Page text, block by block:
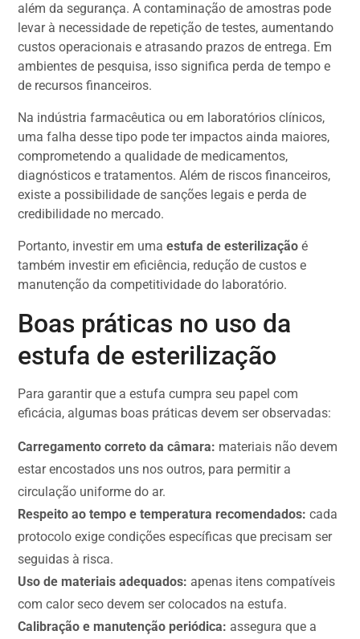
além da segurança. A contaminação de amostras pode
levar à necessidade de repetição de testes, aumentando
custos operacionais e atrasando prazos de entrega. Em
ambientes de pesquisa, isso significa perda de tempo e
de recursos financeiros.
Na indústria farmacêutica ou em laboratórios clínicos,
uma falha desse tipo pode ter impactos ainda maiores,
comprometendo a qualidade de medicamentos,
diagnósticos e tratamentos. Além de riscos financeiros,
existe a possibilidade de sanções legais e perda de
credibilidade no mercado.
Portanto, investir em umaestufa de esterilização é
também investir em eficiência, redução de custos e
manutenção da competitividade do laboratório.
Boas práticas no uso da
estufa de esterilização
Para garantir que a estufa cumpra seu papel com
eficácia, algumas boas práticas devem ser observadas:
Carregamento correto da câmara: materiais não devem
estar encostados uns nos outros, para permitir a
circulação uniforme do ar.
Respeito ao tempo e temperatura recomendados: cada
protocolo exige condições específicas que precisam ser
seguidas à risca.
Uso de materiais adequados: apenas itens compatíveis
com calor seco devem ser colocados na estufa.
Calibração e manutenção periódica: assegura que a